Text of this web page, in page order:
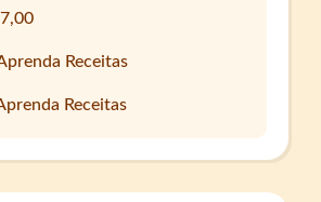
Receitas
Receitas